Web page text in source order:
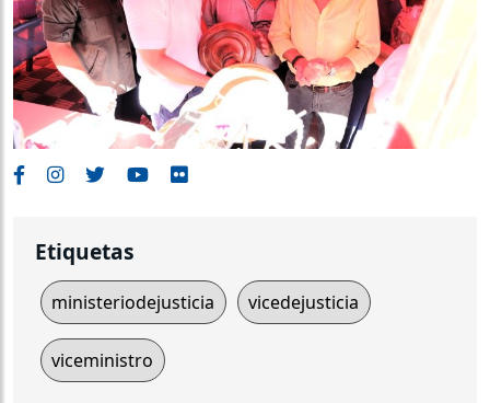
Etiquetas
ministeriodejusticia vicedejusticia
viceministro